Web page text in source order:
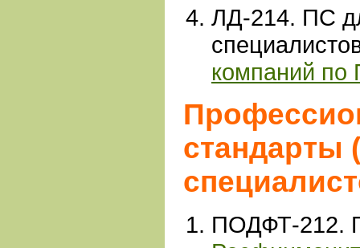
ЛД-214. ПС
компаний
стандарты
ПОДФТ-212.